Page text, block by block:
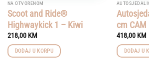
NA OTVORENOM
Scoot and Ride®
Highwaykick 1 – Kiwi
218,00 KM
DODAJ U KORPU
cm CAM
418,00 KM
DODAJ U